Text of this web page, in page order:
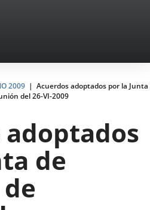
2009
Acuerdos adoptados por la Junta
del 26-VI-2009
de